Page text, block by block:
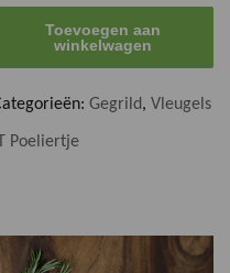
Toevoegen aan
winkelwagen
Gegrild,Vleugels
Poeliertje